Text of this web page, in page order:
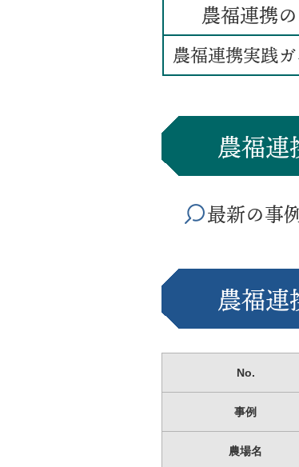
農福連携
農福連携実践ガ
農福連
最新の事
農福連
No.
事例
農場名